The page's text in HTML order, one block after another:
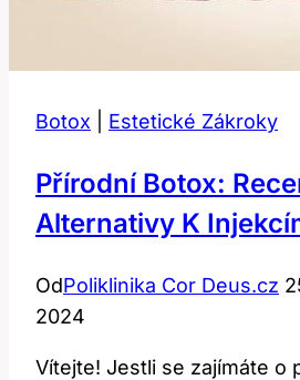
Botox Estetické Zákroky
Přírodní Botox:
Alternativy K
OdPoliklinika Cor Deus.cz
2024
Vítejte! Jestli se zajímáte o